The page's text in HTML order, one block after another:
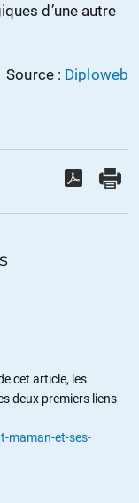
d’une autre
Source : Diploweb
cet article, les
deux premiers liens
maman-et-ses-